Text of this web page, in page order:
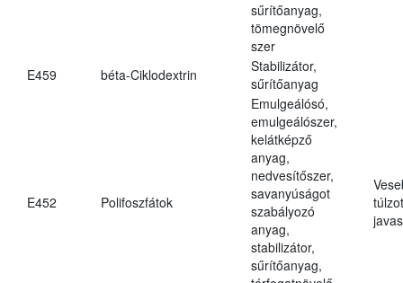
sűrítőanyag,
tömegnövelő
szer
E459
béta-Ciklodextrin
Stabilizátor,
sűrítőanyag
E452 Polifoszfátok
Emulgeálósó,
emulgeálószer,
kelátképző
anyag,
nedvesítőszer,
savanyúságot
szabályozó
anyag,
stabilizátor,
sűrítőanyag,